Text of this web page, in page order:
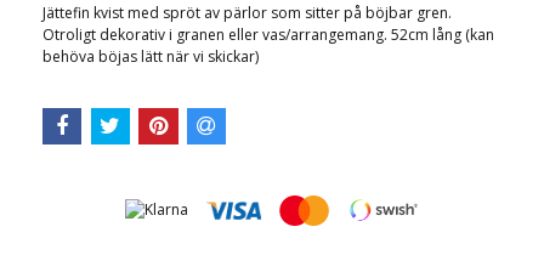
Jättefin kvist med spröt av pärlor som sitter på böjbar gren.
Otroligt dekorativ i granen eller vas/arrangemang. 52cm lång (kan
behöva böjas lätt när vi skickar)